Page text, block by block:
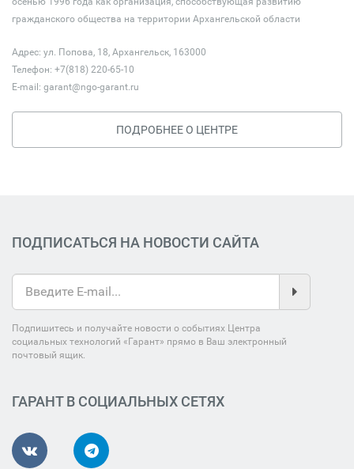
гражданского общества на территории Архангельской области
Адрес: ул. Попова, 18, Архангельск, 163000
Телефон: +7(818) 220-65-10
E-mail: garant@ngo-garant.ru
ПОДРОБНЕЕ О ЦЕНТРЕ
ПОДПИСАТЬСЯ НА НОВОСТИ САЙТА
Подпишитесь и получайте новости о событиях Центра
социальных технологий «Гарант» прямо в Ваш электронный
почтовый ящик.
ГАРАНТ В СОЦИАЛЬНЫХ СЕТЯХ